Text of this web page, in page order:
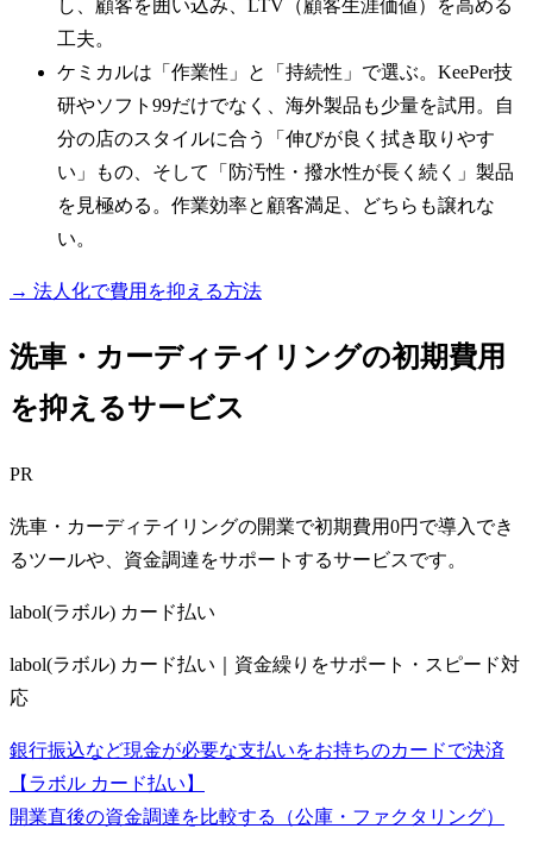
し、顧客を囲い込み、LTV（顧客生涯価値）を高める
工夫。
ケミカルは「作業性」と「持続性」で選ぶ。KeePer技
研やソフト99だけでなく、海外製品も少量を試用。自
分の店のスタイルに合う「伸びが良く拭き取りやす
い」もの、そして「防汚性・撥水性が長く続く」製品
を見極める。作業効率と顧客満足、どちらも譲れな
い。
→ 法人化で費用を抑える方法
洗車・カーディテイリングの初期費用
を抑えるサービス
PR
洗車・カーディテイリングの開業で初期費用0円で導入でき
るツールや、資金調達をサポートするサービスです。
labol(ラボル) カード払い
labol(ラボル) カード払い｜資金繰りをサポート・スピード対
応
銀行振込など現金が必要な支払いをお持ちのカードで決済
【ラボル カード払い】
開業直後の資金調達を比較する（公庫・ファクタリング）